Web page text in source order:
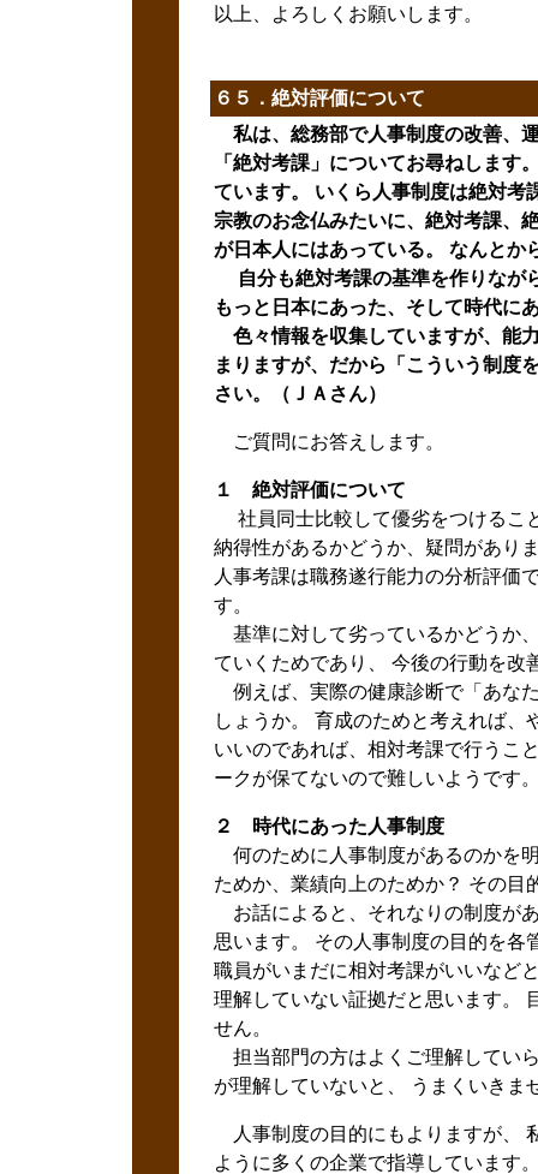
以上、よろしくお願いします。
６５．絶対評価について
私は、総務部で人事制度の改善、
「絶対考課」についてお尋ねします
ています。 いくら人事制度は絶対考
宗教のお念仏みたいに、絶対考課、
が日本人にはあっている。 なんとか
自分も絶対考課の基準を作りなが
もっと日本にあった、そして時代に
色々情報を収集していますが、能
まりますが、だから「こういう制度
さい。（ＪＡさん）
ご質問にお答えします。
１ 絶対評価について
社員同士比較して優劣をつけるこ
納得性があるかどうか、疑問があり
人事考課は職務遂行能力の分析評価
す。
基準に対して劣っているかどうか
ていくためであり、 今後の行動を改
例えば、実際の健康診断で「あな
しょうか。 育成のためと考えれば
いいのであれば、相対考課で行うこ
ークが保てないので難しいようです
２ 時代にあった人事制度
何のために人事制度があるのかを
ためか、業績向上のためか？ その目
お話によると、それなりの制度が
思います。 その人事制度の目的を各
職員がいまだに相対考課がいいなど
理解していない証拠だと思います。
せん。
担当部門の方はよくご理解してい
が理解していないと、 うまくいきま
人事制度の目的にもよりますが、
ように多くの企業で指導しています